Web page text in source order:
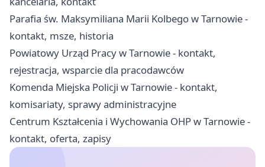
Parafia św. Maksymiliana Marii Kolbego w Tarnowie -
kontakt, msze, historia
Powiatowy Urząd Pracy w Tarnowie - kontakt,
rejestracja, wsparcie dla pracodawców
Komenda Miejska Policji w Tarnowie - kontakt,
komisariaty, sprawy administracyjne
Centrum Kształcenia i Wychowania OHP w Tarnowie -
kontakt, oferta, zapisy